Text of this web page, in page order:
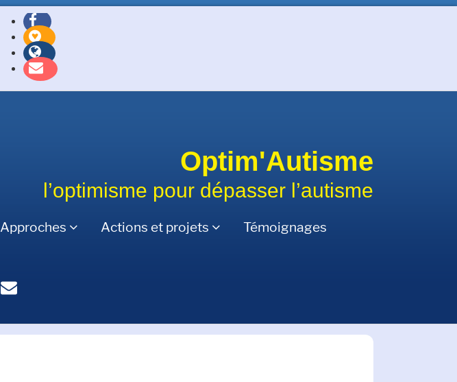
Optim'Autisme
l’optimisme pour dépasser l’autisme
Approches Actions et projets Témoignages